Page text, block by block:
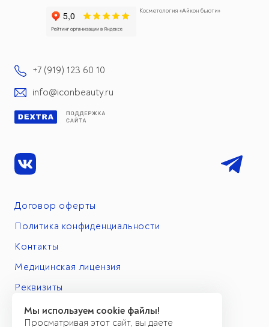
Договор оферты
Политика конфиденциальности
Контакты
Медицинская лицензия
Реквизиты
Косметология «Айкон бьюти»
+7 (919) 123 60 10
info@iconbeauty.ru
Мы используем cookie файлы!
Просматривая этот сайт, вы даете